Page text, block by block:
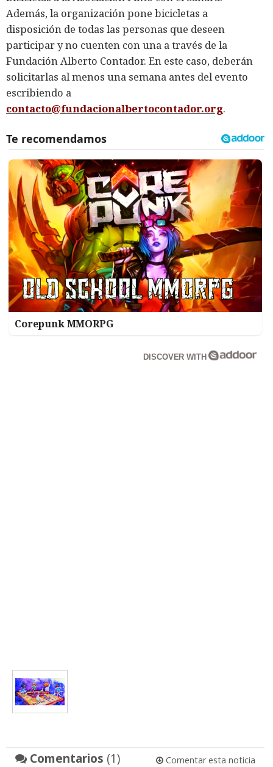
Además, la organización pone bicicletas a
disposición de todas las personas que deseen
participar y no cuenten con una a través de la
Fundación Alberto Contador. En este caso, deberán
solicitarlas al menos una semana antes del evento
escribiendo a
contacto@fundacionalbertocontador.org.
Corepunk MMORPG
DISCOVER WITH
Comentarios (1) Comentar esta noticia